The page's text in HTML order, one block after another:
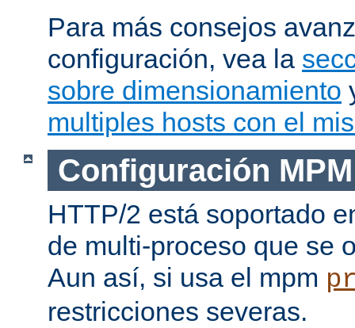
Para más consejos
configuración, vea la
sobre dimensionamiento
multiples hosts con el
Configuración MPM
HTTP/2 está soportado
de multi-proceso que se
Aun así, si usa el mpm
restricciones severas.